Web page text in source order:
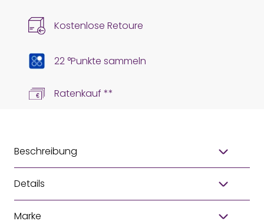
Kostenlose Retoure
22 °Punkte sammeln
Ratenkauf **
Beschreibung
Details
Marke